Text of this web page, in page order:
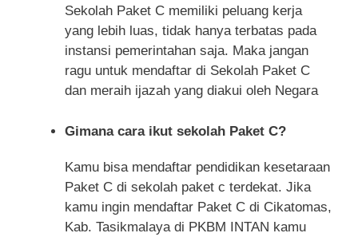
Sekolah Paket C memiliki peluang kerja
yang lebih luas, tidak hanya terbatas pada
instansi pemerintahan saja. Maka jangan
ragu untuk mendaftar di Sekolah Paket C
dan meraih ijazah yang diakui oleh Negara
Gimana cara ikut sekolah Paket C?
Kamu bisa mendaftar pendidikan kesetaraan
Paket C di sekolah paket c terdekat. Jika
kamu ingin mendaftar Paket C di Cikatomas,
Kab. Tasikmalaya di PKBM INTAN kamu